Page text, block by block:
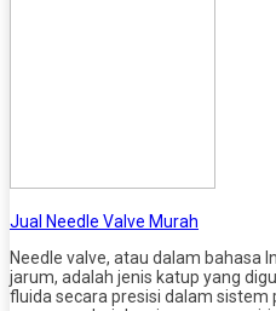
Jual Needle Valve Murah
Needle valve, atau dalam bahasa
jarum, adalah jenis katup yang
fluida secara presisi dalam sistem